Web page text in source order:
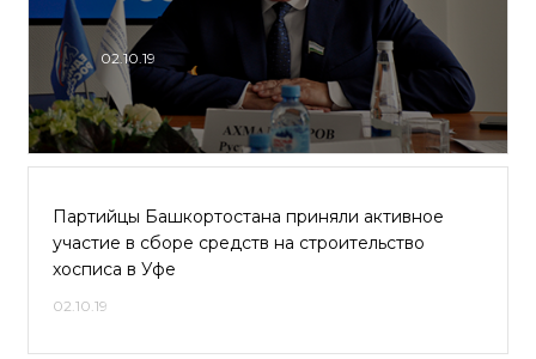
02.10.19
Партийцы Башкортостана приняли активное
участие в сборе средств на строительство
хосписа в Уфе
02.10.19